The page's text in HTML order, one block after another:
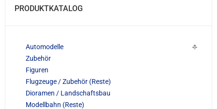
PRODUKTKATALOG
Automodelle
Zubehör
Figuren
Flugzeuge / Zubehör (Reste)
Dioramen / Landschaftsbau
Modellbahn (Reste)